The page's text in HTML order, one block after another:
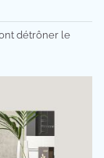
détrôner le